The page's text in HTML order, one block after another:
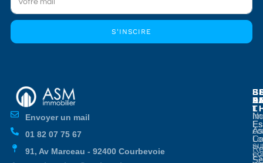
S'INSCIRE
Envoyer un mail
01 82 07 75 67
91, Av Marceau - 92400 Courbevoie